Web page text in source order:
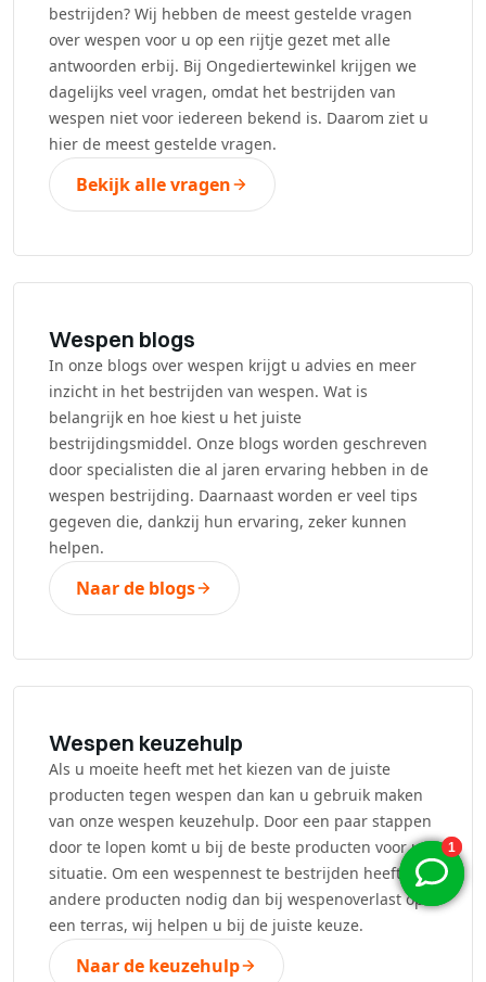
bestrijden? Wij hebben de meest gestelde vragen
over wespen voor u op een rijtje gezet met alle
antwoorden erbij. Bij Ongediertewinkel krijgen we
dagelijks veel vragen, omdat het bestrijden van
wespen niet voor iedereen bekend is. Daarom ziet u
hier de meest gestelde vragen.
Bekijk alle vragen
Wespen blogs
In onze blogs over wespen krijgt u advies en meer
inzicht in het bestrijden van wespen. Wat is
belangrijk en hoe kiest u het juiste
bestrijdingsmiddel. Onze blogs worden geschreven
door specialisten die al jaren ervaring hebben in de
wespen bestrijding. Daarnaast worden er veel tips
gegeven die, dankzij hun ervaring, zeker kunnen
helpen.
Naar de blogs
Wespen keuzehulp
Als u moeite heeft met het kiezen van de juiste
producten tegen wespen dan kan u gebruik maken
van onze wespen keuzehulp. Door een paar stappen
door te lopen komt u bij de beste producten voor uw
situatie. Om een wespennest te bestrijden heeft u
andere producten nodig dan bij wespenoverlast op
een terras, wij helpen u bij de juiste keuze.
Naar de keuzehulp